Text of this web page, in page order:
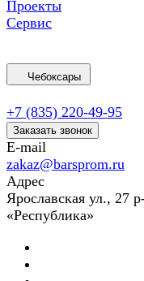
Проекты
Сервис
Чебоксары
+7 (835) 220-49-95
Заказать звонок
E-mail
zakaz@barsprom.ru
Адрес
Ярославская ул., 27
«Республика»